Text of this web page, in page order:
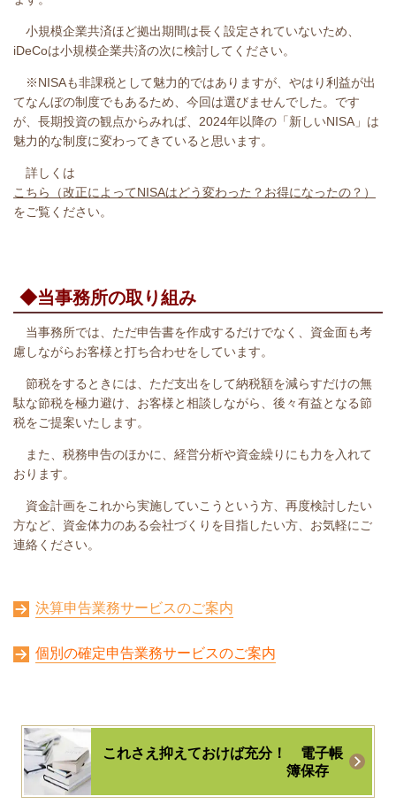
小規模企業共済ほど拠出期間は長く設定されていないため、
iDeCoは小規模企業共済の次に検討してください。
※NISAも非課税として魅力的ではありますが、やはり利益が出
てなんぼの制度でもあるため、今回は選びませんでした。です
が、長期投資の観点からみれば、2024年以降の「新しいNISA」は
魅力的な制度に変わってきていると思います。
詳しくは
こちら（改正によってNISAはどう変わった？お得になったの？）
をご覧ください。
◆当事務所の取り組み
当事務所では、ただ申告書を作成するだけでなく、資金面も考
慮しながらお客様と打ち合わせをしています。
節税をするときには、ただ支出をして納税額を減らすだけの無
駄な節税を極力避け、 お客様と相談しながら、 後々有益となる節
税をご提案いたします。
また、税務申告のほかに、経営分析や資金繰りにも力を入れて
おります。
資金計画をこれから実施していこうという方、再度検討したい
方など、資金体力のある会社づくりを目指したい方、お気軽にご
連絡ください。
決算申告業務サービスのご案内
個別の確定申告業務サービスのご案内
これさえ抑えておけば充分！ 電子帳
簿保存